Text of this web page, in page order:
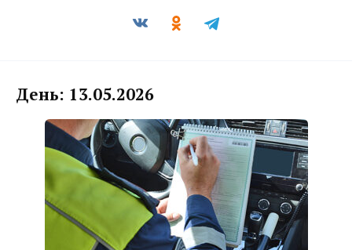
День: 13.05.2026